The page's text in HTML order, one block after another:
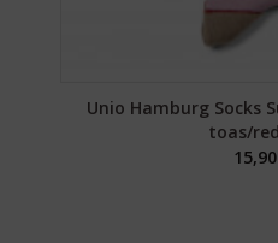
Unio Hamburg Socks
toas/